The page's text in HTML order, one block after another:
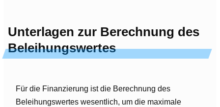
Unterlagen zur Berechnung des
Beleihungswertes
Für die Finanzierung ist die Berechnung des
Beleihungswertes wesentlich, um die maximale